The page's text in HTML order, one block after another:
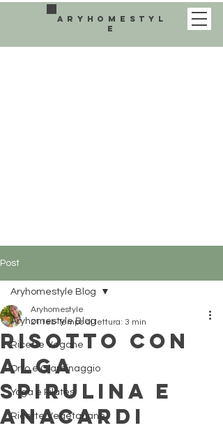
aryhomestyl
e
Post
Aryhomestyle Blog
Ricette Vegane
Orto e Giardinaggio
Yoga e Pilates
Ricette Vegetariane
Aryhomestyle Blog
Risotto con
Alga
Spirulina e
Anacardi
Aryhomestyle
21 feb Tempo di lettura: 3 min